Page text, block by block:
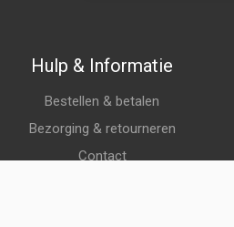
Hulp & Informatie
Bestellen & betalen
Bezorging & retourneren
Contact